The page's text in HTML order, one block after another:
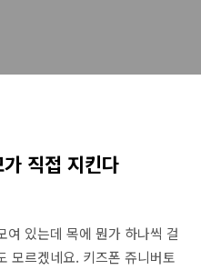
직접 지킨다
여 있는데 목에 뭔가 하나씩 걸
모르겠네요. 키즈폰 쥬니버토